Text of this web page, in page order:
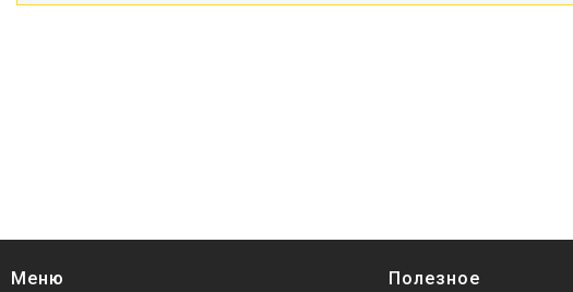
Меню Полезное